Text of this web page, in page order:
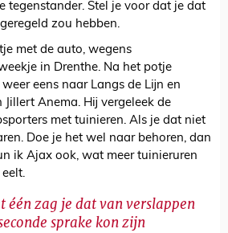
tegenstander. Stel je voor dat je dat
zou hebben.
met de auto, wegens
in Drenthe. Na het potje
eens naar Langs de Lijn en
Jillert Anema. Hij vergeleek de
met tuinieren. Als je dat niet
Doe je het wel naar behoren, dan
ik Ajax ook, wat meer tuinieruren
één zag je dat van verslappen
sprake kon zijn